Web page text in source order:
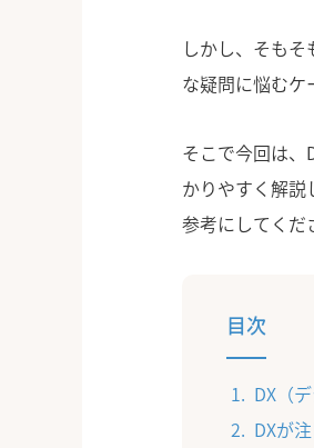
しかし、そも
な疑問に悩むケ
そこで今回は、
かりやすく解説
参考にしてくだ
目次
DX（
DXが